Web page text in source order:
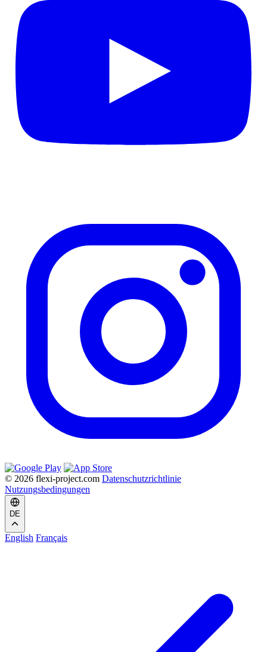
© 2026 flexi-project.com Datenschutzrichtlinie
Nutzungsbedingungen
DE
English Français